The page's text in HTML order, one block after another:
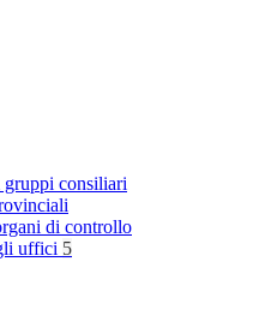
consiliari
di controllo
uffici 5